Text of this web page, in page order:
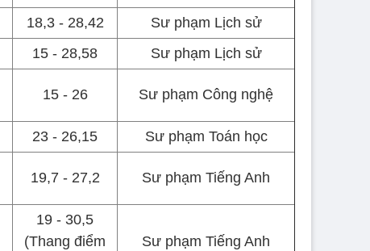
18,3 - 28,42
Sư phạm Lịch sử
15 - 28,58 Sư phạm Lịch sử
15 - 26 Sư phạm Công nghệ
23 - 26,15 Sư phạm Toán học
19,7 - 27,2 Sư phạm Tiếng Anh
19 - 30,5
(Thang điểm
Sư phạm Tiếng Anh